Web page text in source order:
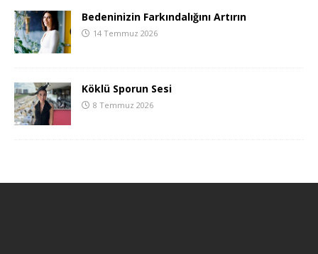
Bedeninizin Farkındalığını Artırın
14 Temmuz 2026
Köklü Sporun Sesi
8 Temmuz 2026